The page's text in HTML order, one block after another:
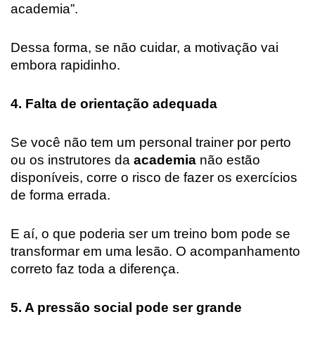
academia”.
Dessa forma, se não cuidar, a motivação vai
embora rapidinho.
4. Falta de orientação adequada
Se você não tem um personal trainer por perto
ou os instrutores da academia não estão
disponíveis, corre o risco de fazer os exercícios
de forma errada.
E aí, o que poderia ser um treino bom pode se
transformar em uma lesão. O acompanhamento
correto faz toda a diferença.
5. A pressão social pode ser grande